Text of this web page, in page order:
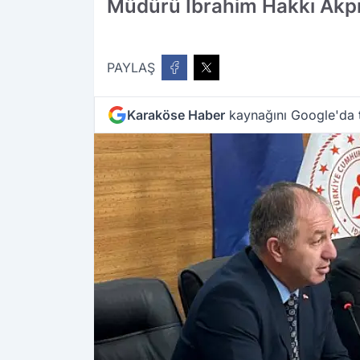
Müdürü İbrahim Hakkı
PAYLAŞ
Karaköse Haber kaynağını